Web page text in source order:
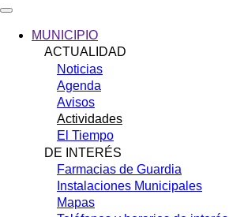
navigationMUNICIPIO
ACTUALIDAD
Noticias
Agenda
Avisos
Actividades
El Tiempo
DE INTERÉS
Farmacias de Guardia
Instalaciones Municipales
Mapas